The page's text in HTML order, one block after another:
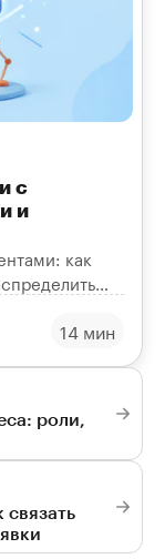
с
и
как
14 мин
роли,